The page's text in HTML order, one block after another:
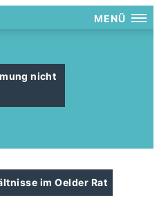
MENÜ
nicht
im Oelder Rat